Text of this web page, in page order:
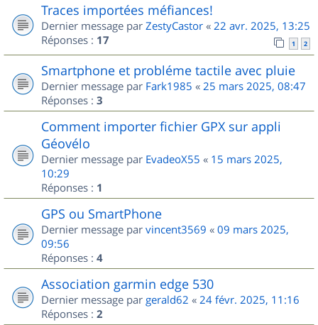
Traces importées méfiances!
Dernier message par ZestyCastor « 22 avr. 2025, 13:25
Réponses : 17 1 2
Smartphone et probléme tactile avec pluie
Dernier message par Fark1985 « 25 mars 2025, 08:47
Réponses : 3
Comment importer fichier GPX sur appli
Géovélo
Dernier message par EvadeoX55 « 15 mars 2025,
10:29
Réponses : 1
GPS ou SmartPhone
Dernier message par vincent3569 « 09 mars 2025,
09:56
Réponses : 4
Association garmin edge 530
Dernier message par gerald62 « 24 févr. 2025, 11:16
Réponses : 2